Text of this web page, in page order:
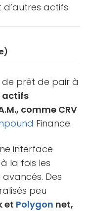
actifs.
de prêt de pair à
actifs
comme CRV
Finance.
interface
la fois les
Des
peu
et Polygon net,